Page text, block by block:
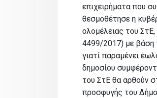
επιχειρήματα που
θεσμοθέτησε η
ολομέλειας του ΣτΕ,
4499/2017) με βάση
γιατί παραμένει
δημοσίου
του ΣτΕ θα αρθούν
προσφυγής του